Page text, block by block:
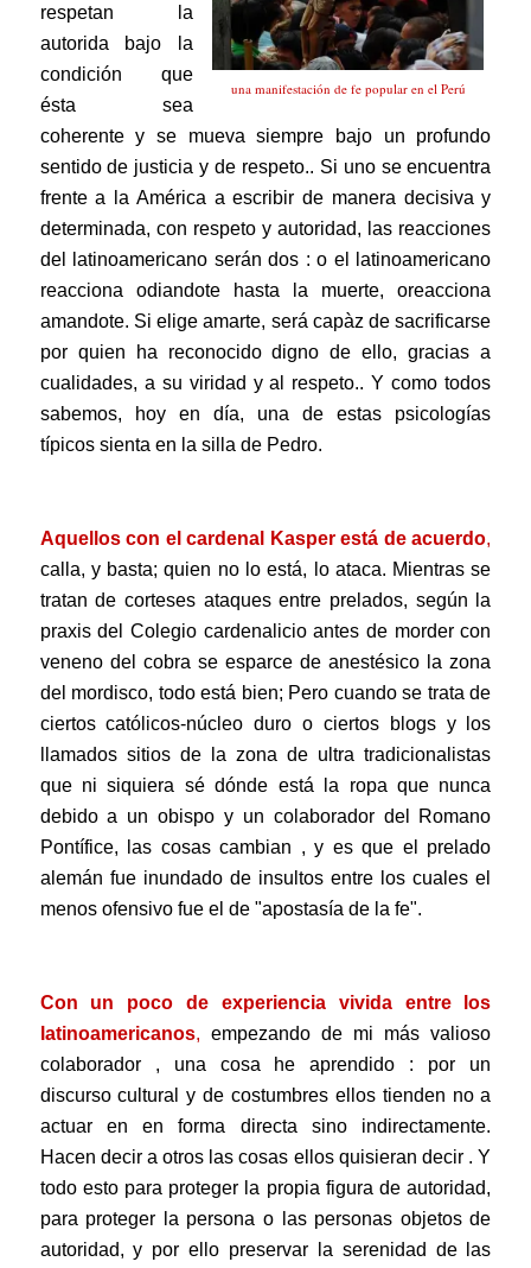
una manifestación de fe popular en el Perú
respetan la
autorida bajo la
condición que
ésta sea
coherente y se mueva siempre bajo un profundo
sentido de justicia y de respeto.. Si uno se encuentra
frente a la América a escribir de manera decisiva y
determinada, con respeto y autoridad, las reacciones
del latinoamericano serán dos : o el latinoamericano
reacciona odiandote hasta la muerte, oreacciona
amandote. Si elige amarte, será capàz de sacrificarse
por quien ha reconocido digno de ello, gracias a
cualidades, a su viridad y al respeto.. Y como todos
sabemos, hoy en día, una de estas psicologías
típicos sienta en la silla de Pedro.
Aquellos con el cardenal Kasper está de acuerdo,
calla, y basta; quien no lo está, lo ataca. Mientras se
tratan de corteses ataques entre prelados, según la
praxis del Colegio cardenalicio antes de morder con
veneno del cobra se esparce de anestésico la zona
del mordisco, todo está bien; Pero cuando se trata de
ciertos católicos-núcleo duro o ciertos blogs y los
llamados sitios de la zona de ultra tradicionalistas
que ni siquiera sé dónde está la ropa que nunca
debido a un obispo y un colaborador del Romano
Pontífice, las cosas cambian , y es que el prelado
alemán fue inundado de insultos entre los cuales el
menos ofensivo fue el de "apostasía de la fe".
Con un poco de experiencia vivida entre los
latinoamericanos, empezando de mi más valioso
colaborador , una cosa he aprendido : por un
discurso cultural y de costumbres ellos tienden no a
actuar en en forma directa sino indirectamente.
Hacen decir a otros las cosas ellos quisieran decir . Y
todo esto para proteger la propia figura de autoridad,
para proteger la persona o las personas objetos de
autoridad, y por ello preservar la serenidad de las